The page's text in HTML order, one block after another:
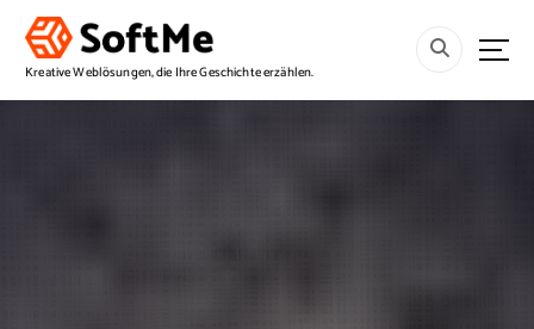
Kreative Weblösungen, die Ihre Geschichte erzählen.